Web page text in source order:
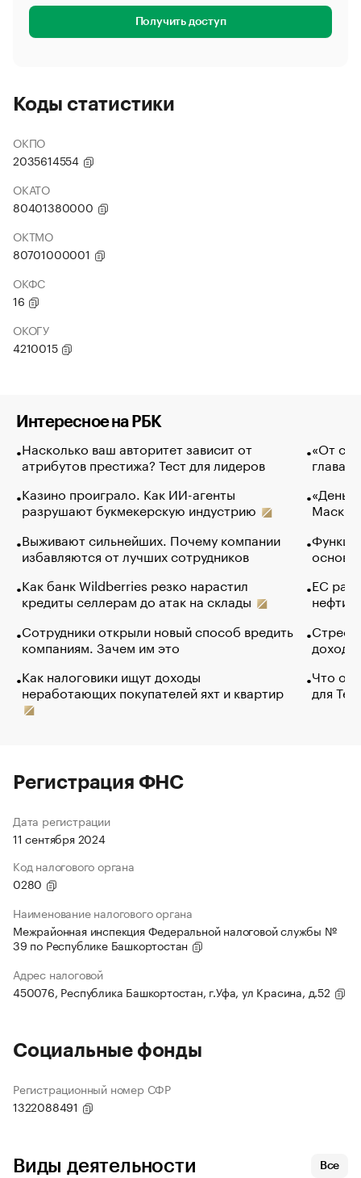
Получить доступ
Коды статистики
ОКПО
2035614554
ОКАТО
80401380000
ОКТМО
80701000001
ОКФС
16
ОКОГУ
4210015
Интересное на РБК
Насколько ваш авторитет зависит от
атрибутов престижа? Тест для лидеров
Казино проиграло. Как ИИ-агенты
разрушают букмекерскую индустрию
Выживают сильнейших. Почему компании
избавляются от лучших сотрудников
Как банк Wildberries резко нарастил
кредиты селлерам до атак на склады
Сотрудники открыли новый способ вредить
компаниям. Зачем им это
Как налоговики ищут доходы
неработающих покупателей яхт и квартир
«От
глава
Маск в
основ
ЕС
нефти
Что
для
Регистрация ФНС
Дата регистрации
11 сентября 2024
Код налогового органа
0280
Наименование налогового органа
Межрайонная инспекция Федеральной налоговой службы №
39 по Республике Башкортостан
Адрес налоговой
450076, Республика Башкортостан, г.Уфа, ул Красина, д.52
Социальные фонды
Регистрационный номер СФР
1322088491
Виды деятельности Все